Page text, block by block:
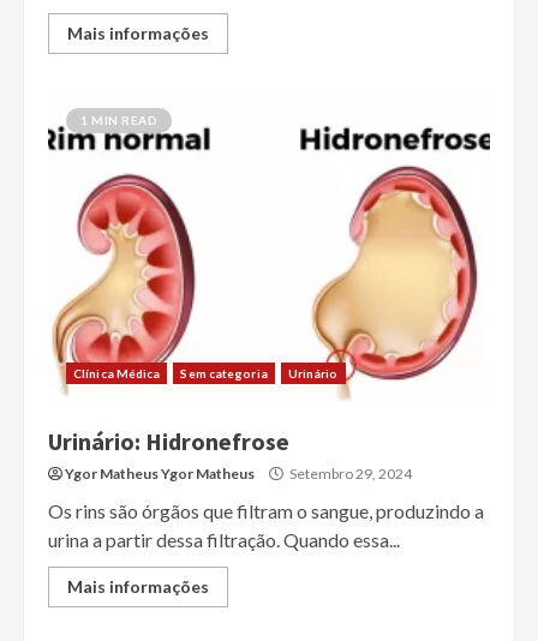
Mais informações
1 MIN READ
Clínica Médica Sem categoria Urinário
Urinário: Hidronefrose
Ygor Matheus Ygor Matheus Setembro 29, 2024
Os rins são órgãos que filtram o sangue, produzindo a
urina a partir dessa filtração. Quando essa...
Mais informações